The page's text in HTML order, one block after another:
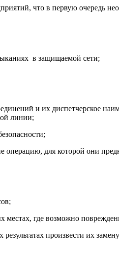
что в первую очередь
в защищаемой сети;
и их диспетчерское
линии;
операцию, для которой они
местах, где возможно
произвести их